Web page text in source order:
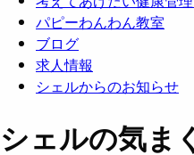
パピーわんわん教室
ブログ
求人情報
シェルからのお知らせ
シェルの気ま